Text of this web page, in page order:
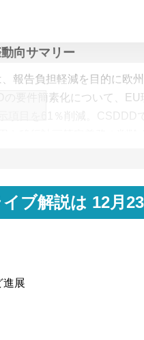
向サマリー
、報告負担軽減を目的に欧
の要件簡素化について、
項目を61％削減。CSDDD
）強化のための委任法
て分析を進めているとこ
ブ解説は 12月
進展